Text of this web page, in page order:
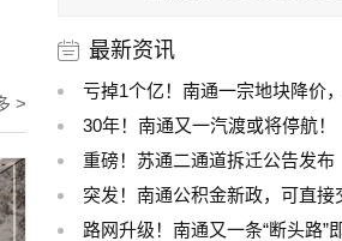
>
最新资讯
亏掉1个亿！南通一宗地块降价，
30年！南通又一汽渡或将停航！
重磅！苏通二通道拆迁公告发布
突发！南通公积金新政，可直接
路网升级！南通又一条“断头路”